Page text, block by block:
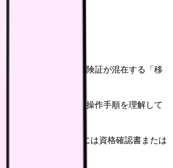
す。
返ります。
の保険証とマイナ保険証が混在する「移
視確認の3パターンの操作手順を理解して
ていない」患者さんには資格確認書または